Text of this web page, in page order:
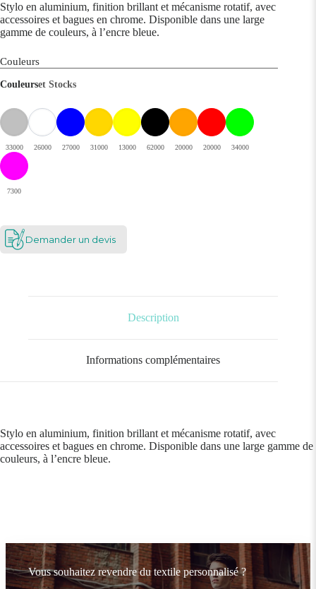
Stylo en aluminium, finition brillant et mécanisme rotatif, avec
accessoires et bagues en chrome. Disponible dans une large
gamme de couleurs, à l’encre bleue.
Couleurs
Couleurset Stocks
33000 26000 27000 31000 13000 62000 20000 20000 34000
7300
Demander un devis
Description
Informations complémentaires
Stylo en aluminium, finition brillant et mécanisme rotatif, avec
accessoires et bagues en chrome. Disponible dans une large gamme de
couleurs, à l’encre bleue.
Vous souhaitez revendre du textile personnalisé ?